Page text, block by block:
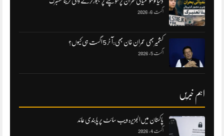
اگست 6, 2026
کشمیر بھی عمران خان بھی:آ خر 5 اگست ہی کیوں؟
اگست 5, 2026
اہم خبریں
پاکستان میں‌الجزیرہ ویب سائٹ پر پابندی عائد
اگست 4, 2026